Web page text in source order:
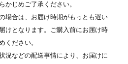
かじめご了承ください。
場合は、お届け時期がもっとも遅い
けとなります。ご購入前にお届け時
ください。
況などの配送事情により、お届けに
写真を選択